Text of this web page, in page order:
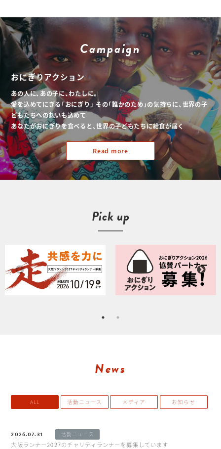
Campaign
おにぎりアクション
あの人に、あの子に、わたしに。
愛を込めてにぎる「おにぎり」 その「誰かのため」の気持ちに、世界の子
どもたちへの想いも込めて
あなたがおにぎりを食べると、世界の子どもたちに給食が届く
Read more
Pick up
News
ALL 活動ニュース メディア お知らせ
2026.07.31 活動ニュース
大阪ランナー2027のチャリティランナーを募集しています